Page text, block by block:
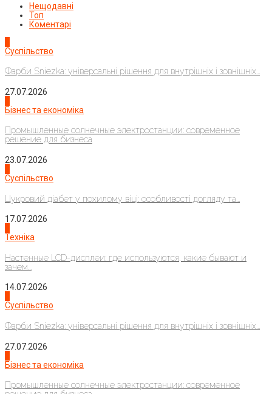
Нещодавні
Топ
Коментарі
Суспільство
Фарби Sniezka: універсальні рішення для внутрішніх і зовнішніх...
27.07.2026
Бізнес та економіка
Промышленные солнечные электростанции: современное
решение для бизнеса
23.07.2026
Суспільство
Цукровий діабет у похилому віці: особливості догляду та...
17.07.2026
Техніка
Настенные LCD-дисплеи: где используются, какие бывают и
зачем...
14.07.2026
Суспільство
Фарби Sniezka: універсальні рішення для внутрішніх і зовнішніх...
27.07.2026
Бізнес та економіка
Промышленные солнечные электростанции: современное